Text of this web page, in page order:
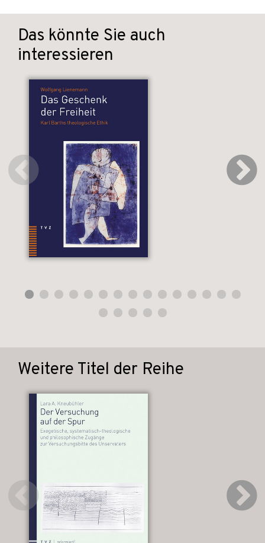
Das könnte Sie auch
interessieren
Weitere Titel der Reihe